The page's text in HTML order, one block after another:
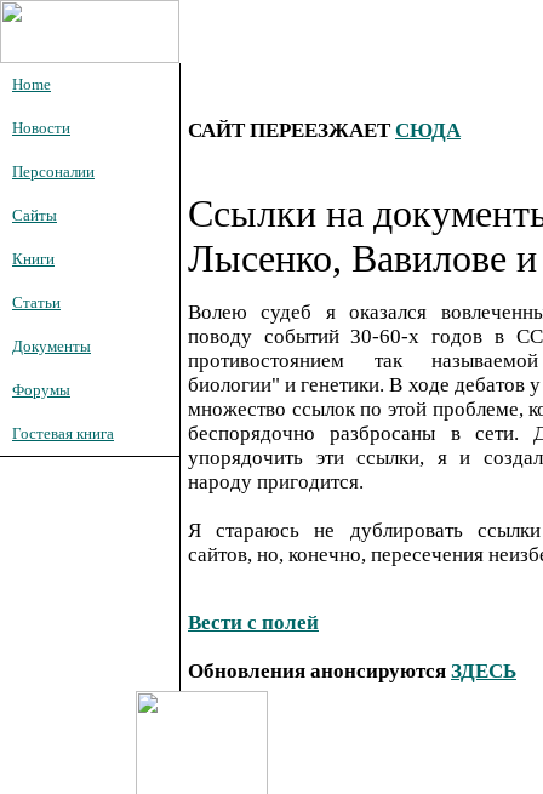
Home
Новости
Персоналии
Сайты
Книги
Статьи
Документы
Форумы
Гостевая книга
САЙТ ПЕРЕЕЗЖАЕТ СЮДА
Ссылки на
Лысенко, Вавилове
Волею судеб я оказался
поводу событий 30-60-х годов в
противостоянием так
биологии" и генетики. В ходе дебатов
множество ссылок по этой проблеме,
беспорядочно разбросаны в сети.
упорядочить эти ссылки, я и
народу пригодится.
Я стараюсь не дублировать
сайтов, но, конечно, пересечения
Вести с полей
Обновления анонсируются ЗДЕСЬ